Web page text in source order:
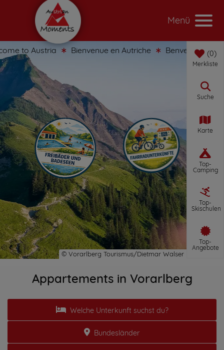
Menü
to Austria Bienvenue en Autriche Benvenuti in 0
Merkliste
Suche
Karte
Top-
Camping
Top-
Skischulen
Top-
Angebote
Appartements in Vorarlberg
Welche Unterkunft suchst du?
Bundesländer